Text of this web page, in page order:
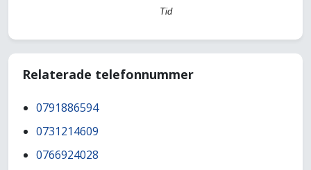
Tid
Relaterade telefonnummer
0791886594
0731214609
0766924028